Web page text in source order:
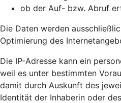
ob der Auf- bzw. Abruf
Die Daten werden
Optimierung des
Die IP-Adresse kann ein
weil es unter bestimmten
damit durch Auskunft des
Identität der Inhaberin oder